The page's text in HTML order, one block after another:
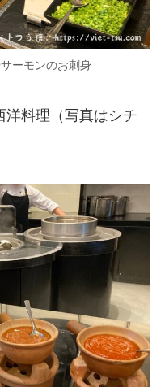
ーモンのお刺身
洋料理（写真はシチ